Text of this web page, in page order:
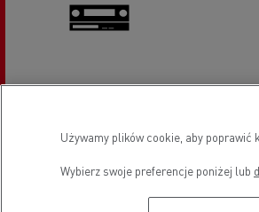
Używamy plików cookie, aby
Wybierz swoje preferencje poniżej lub